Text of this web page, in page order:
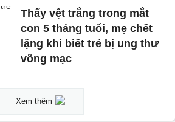
Thấy vệt trắng trong mắt
con 5 tháng tuổi, mẹ chết
lặng khi biết trẻ bị ung thư
võng mạc
Xem thêm